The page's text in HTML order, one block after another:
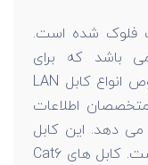
فلوک شده است.
باشد که برای
محصولات و تجهیزات شبکه به خصوص انواع کابل LAN
اطلاعات
دهد. این کابل
در ایران است. کابل های Cat6